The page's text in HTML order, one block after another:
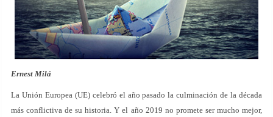
Ernest Milá
La Unión Europea (UE) celebró el año pasado la culminación de la década
más conflictiva de su historia. Y el año 2019 no promete ser mucho mejor,